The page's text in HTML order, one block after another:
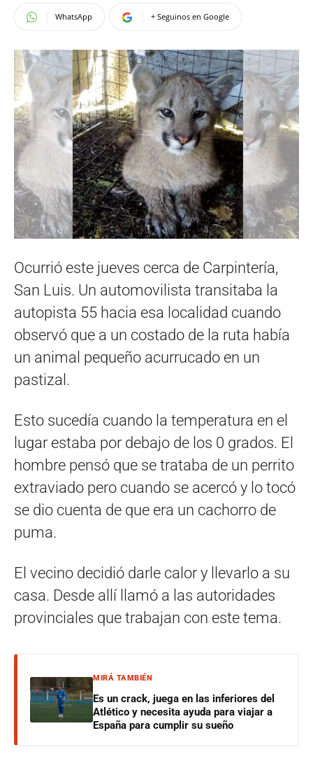
WhatsApp + Seguinos en Google
Ocurrió este jueves cerca de Carpintería,
San Luis. Un automovilista transitaba la
autopista 55 hacia esa localidad cuando
observó que a un costado de la ruta había
un animal pequeño acurrucado en un
pastizal.
Esto sucedía cuando la temperatura en el
lugar estaba por debajo de los 0 grados. El
hombre pensó que se trataba de un perrito
extraviado pero cuando se acercó y lo tocó
se dio cuenta de que era un cachorro de
puma.
El vecino decidió darle calor y llevarlo a su
casa. Desde allí llamó a las autoridades
provinciales que trabajan con este tema.
MIRÁ TAMBIÉN
Es un crack, juega en las inferiores del
Atlético y necesita ayuda para viajar a
España para cumplir su sueño